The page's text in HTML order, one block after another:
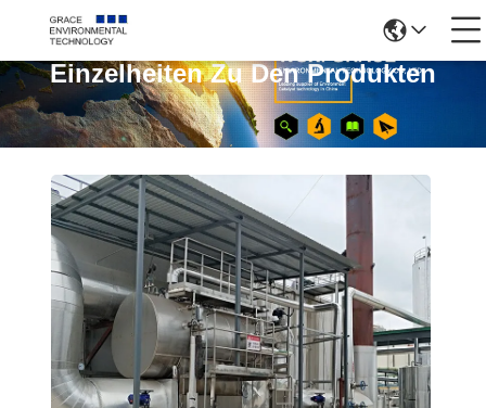
Einzelheiten Zu Den Produkten